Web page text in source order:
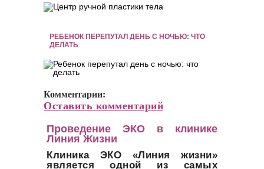
РЕБЕНОК ПЕРЕПУТАЛ ДЕНЬ С НОЧЬЮ: ЧТО
ДЕЛАТЬ
Комментарии:
Оставить комментарий
Проведение ЭКО в клинике
Линия Жизни
Клиника ЭКО «Линия жизни»
является одной из самых